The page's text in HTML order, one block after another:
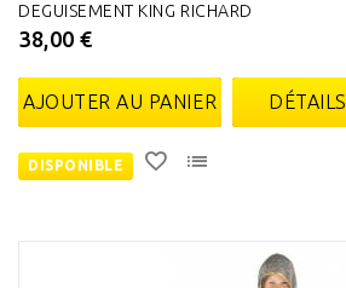
DEGUISEMENT KING RICHARD
38,00 €
AJOUTER AU PANIER DÉTAILS
DISPONIBLE